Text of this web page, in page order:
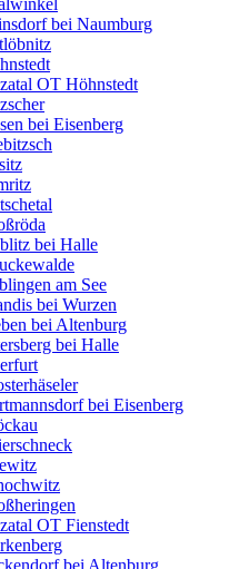
bei Naumburg
OT Höhnstedt
bei Eisenberg
bei Halle
am See
bei Wurzen
bei Altenburg
bei Halle
bei Eisenberg
OT Fienstedt
bei Altenburg